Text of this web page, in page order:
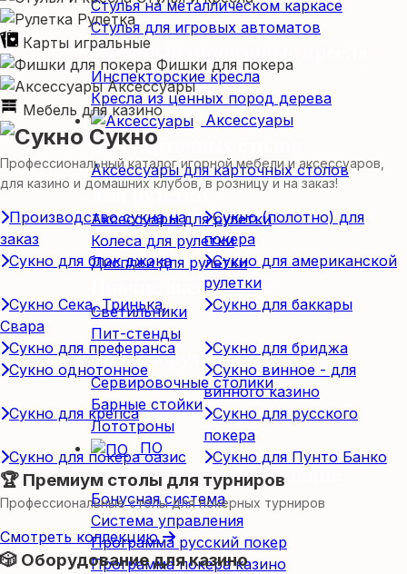
Стулья на металлическом каркасе
Стулья для игровых автоматов
Специализированные кресла
Инспекторские кресла
Кресла из ценных пород дерева
Аксессуары
Для карточных столов
Аксессуары для карточных столов
Для рулетки
Аксессуары для рулетки
Колеса для рулетки
Дисплеи для рулетки
Прочие аксессуары
Светильники
Пит-стенды
Доп. оборудование
Сервировочные столики
Барные стойки
Лототроны
ПО
Программное обеспечение
Бонусная система
Система управления
Программа русский покер
Программа покера казино
Рулетка
Карты игральные
Фишки для покера
Аксессуары
Мебель для казино
Сукно
Профессиональный каталог игорной мебели и аксессуаров,
для казино и домашних клубов, в розницу и на заказ!
Производство сукна на
заказ
Сукно (полотно) для
покера
Сукно для блэк джэка
Сукно для американской
рулетки
Сукно Сека, Тринька,
Свара
Сукно для баккары
Сукно для преферанса
Сукно для бриджа
Сукно однотонное
Сукно винное - для
винного казино
Сукно для крепса
Сукно для русского
покера
Сукно для покера оазис
Сукно для Пунто Банко
🏆 Премиум столы для турниров
Профессиональные столы для покерных турниров
Смотреть коллекцию
🎲 Оборудование для казино